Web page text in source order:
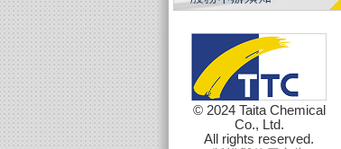
© 2024 Taita Chemical
Co., Ltd.
All rights reserved.